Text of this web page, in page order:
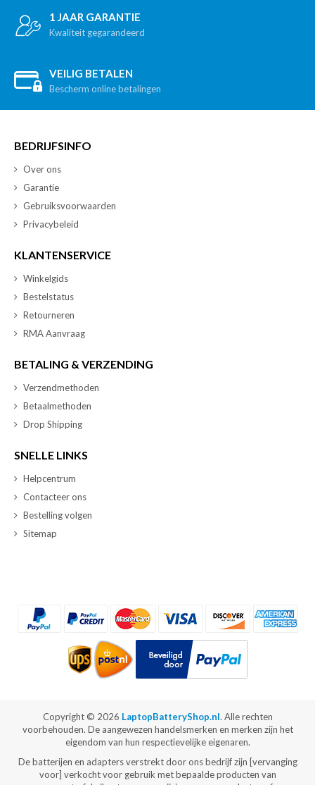
1 JAAR GARANTIE
Kwaliteit gegarandeerd
VEILIG BETALEN
Bescherm online betalingen
BEDRIJFSINFO
Over ons
Garantie
Gebruiksvoorwaarden
Privacybeleid
KLANTENSERVICE
Winkelgids
Bestelstatus
Retourneren
RMA Aanvraag
BETALING & VERZENDING
Verzendmethoden
Betaalmethoden
Drop Shipping
SNELLE LINKS
Helpcentrum
Contacteer ons
Bestelling volgen
Sitemap
Copyright © 2026 LaptopBatteryShop.nl. Alle rechten
voorbehouden. De aangewezen handelsmerken en merken zijn het
eigendom van hun respectievelijke eigenaren.
De batterijen en adapters verstrekt door ons bedrijf zijn [vervanging
voor] verkocht voor gebruik met bepaalde producten van